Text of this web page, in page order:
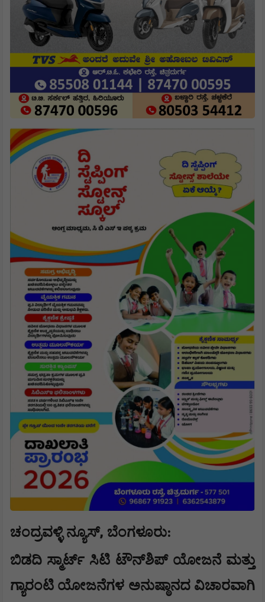
ಚಂದ್ರವಳ್ಳಿ ನ್ಯೂಸ್, ಬೆಂಗಳೂರು:
ಬಿಡದಿ ಸ್ಮಾರ್ಟ್ ಸಿಟಿ ಟೌನ್‌ಶಿಪ್ ಯೋಜನೆ ಮತ್ತು
ಗ್ಯಾರಂಟಿ ಯೋಜನೆಗಳ ಅನುಷ್ಠಾನದ ವಿಚಾರವಾಗಿ